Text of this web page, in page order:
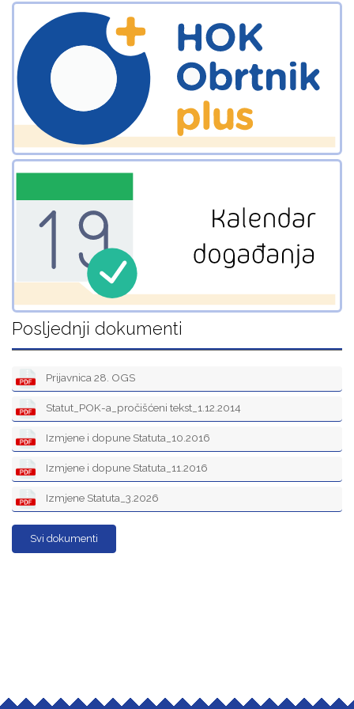
Posljednji dokumenti
Prijavnica 28. OGS
Statut_POK-a_pročišćeni tekst_1.12.2014
Izmjene i dopune Statuta_10.2016
Izmjene i dopune Statuta_11.2016
Izmjene Statuta_3.2026
Svi dokumenti